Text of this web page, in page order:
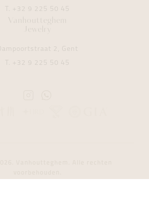
T. +32 9 225 50 45
Vanhoutteghem
Jewelry
Dampoortstraat 2, Gent
T. +32 9 225 50 45